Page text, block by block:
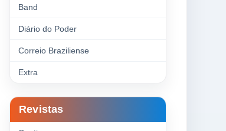
Band
Diário do Poder
Correio Braziliense
Extra
Revistas